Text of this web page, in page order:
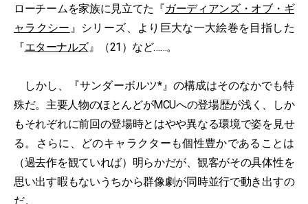
ローチームを家族に見立てた『ガーディアンズ・オブ・ギ
ャラクシー 』シリーズ、より巨大な一大絵巻を目指した
『エターナルズ』（21）など……。
しかし、『サンダーボルツ*』の構成はそのなかでも特
殊だ。主要人物のほとんどがMCUへの登場歴が浅く、しか
もそれぞれに前回の登場時とはやや異なる環境で姿を見せ
る。さらに、どのキャラクターも個性豊かであることは
（過去作を観ていれば）明らかだが、観客がその具体性を
思い出す暇もないうちから群像劇が同時並行で動き出すの
だ。